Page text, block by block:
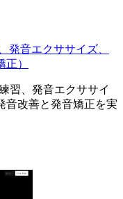
発音エクササイズ、
）
習、発音エクササイ
音改善と発音矯正を実